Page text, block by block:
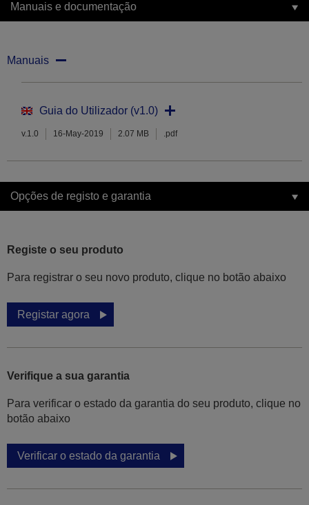
Manuais e documentação
Manuais
Guia do Utilizador (v1.0)
v.1.0 16-May-2019 2.07 MB .pdf
Opções de registo e garantia
Registe o seu produto
Para registrar o seu novo produto, clique no botão abaixo
Registar agora
Verifique a sua garantia
Para verificar o estado da garantia do seu produto, clique no
botão abaixo
Verificar o estado da garantia